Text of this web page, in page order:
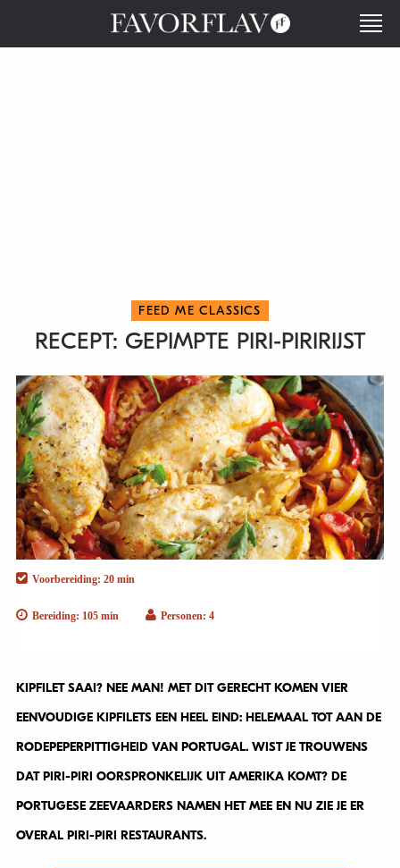
FEED ME CLASSICS
RECEPT: GEPIMPTE PIRI-PIRIRIJST
Voorbereiding: 20 min
Bereiding: 105 min Personen: 4
KIPFILET SAAI? NEE MAN! MET DIT GERECHT KOMEN VIER
EENVOUDIGE KIPFILETS EEN HEEL EIND: HELEMAAL TOT AAN DE
RODEPEPERPITTIGHEID VAN PORTUGAL. WIST JE TROUWENS
DAT PIRI-PIRI OORSPRONKELIJK UIT AMERIKA KOMT? DE
PORTUGESE ZEEVAARDERS NAMEN HET MEE EN NU ZIE JE ER
OVERAL PIRI-PIRI RESTAURANTS.